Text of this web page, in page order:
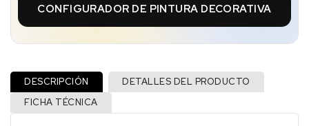
CONFIGURADOR DE PINTURA DECORATIVA
DESCRIPCIÓN
DETALLES DEL PRODUCTO
FICHA TÉCNICA